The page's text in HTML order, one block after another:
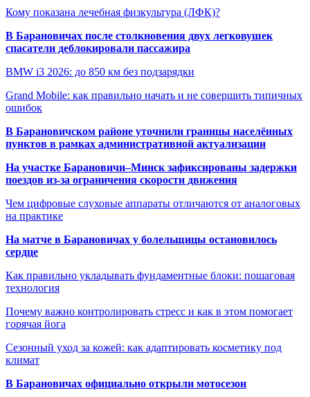
Кому показана лечебная физкультура (ЛФК)?
В Барановичах после столкновения двух легковушек
спасатели деблокировали пассажира
BMW i3 2026: до 850 км без подзарядки
Grand Mobile: как правильно начать и не совершить типичных
ошибок
В Барановичском районе уточнили границы населённых
пунктов в рамках административной актуализации
На участке Барановичи–Минск зафиксированы задержки
поездов из-за ограничения скорости движения
Чем цифровые слуховые аппараты отличаются от аналоговых
на практике
На матче в Барановичах у болельщицы остановилось
сердце
Как правильно укладывать фундаментные блоки: пошаговая
технология
Почему важно контролировать стресс и как в этом помогает
горячая йога
Сезонный уход за кожей: как адаптировать косметику под
климат
В Барановичах официально открыли мотосезон